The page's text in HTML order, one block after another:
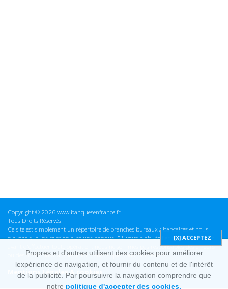
Copyright © 2026 www.banquesenfrance.fr
Tous Droits Réservés.
Ce site est simplement un répertoire de branches bureaux / bancaires et nous
n'avons aucune relation avec une banque. S'il vous plaît vérifier ces informations
avant d'effectuer toute opération, nous ne sommes pas responsables des erreurs
ou des omissions dans les informations que nous fournissons.
Mentions Légales & cookies
Propres et d'autres utilisent des cookies pour améliorer
lexpérience de navigation, et fournir du contenu et de l'intérêt
de la publicité. Par poursuivre la navigation comprendre que
notre politique d'accepter des cookies.